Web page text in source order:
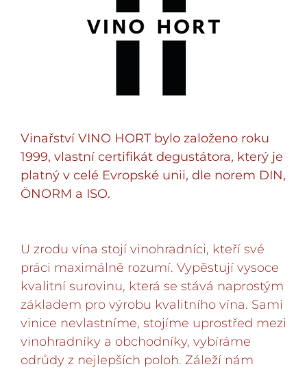
Vinařství VINO HORT bylo založeno roku
1999, vlastní certifikát degustátora, který je
platný v celé Evropské unii, dle norem DIN,
ÖNORM a ISO.
U zrodu vína stojí vinohradníci, kteří své
práci maximálně rozumí. Vypěstují vysoce
kvalitní surovinu, která se stává naprostým
základem pro výrobu kvalitního vína. Sami
vinice nevlastníme, stojíme uprostřed mezi
vinohradníky a obchodníky, vybíráme
odrůdy z nejlepších poloh. Záleží nám